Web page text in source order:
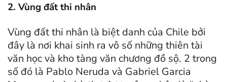
2. Vùng đất thi nhân
Vùng đất thi nhân là biệt danh của Chile bởi
đây là nơi khai sinh ra vô số những thiên tài
văn học và kho tàng văn chương đồ sộ. 2 trong
số đó là Pablo Neruda và Gabriel Garcia